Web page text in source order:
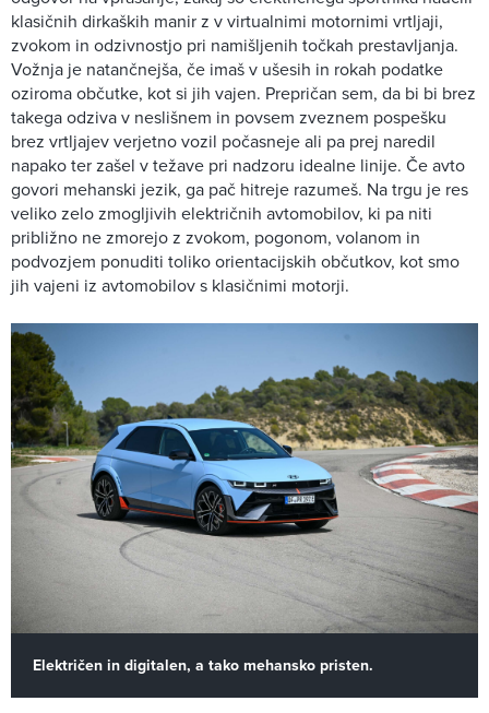
klasičnih dirkaških manir z v virtualnimi motornimi vrtljaji,
zvokom in odzivnostjo pri namišljenih točkah prestavljanja.
Vožnja je natančnejša, če imaš v ušesih in rokah podatke
oziroma občutke, kot si jih vajen. Prepričan sem, da bi bi brez
takega odziva v neslišnem in povsem zveznem pospešku
brez vrtljajev verjetno vozil počasneje ali pa prej naredil
napako ter zašel v težave pri nadzoru idealne linije. Če avto
govori mehanski jezik, ga pač hitreje razumeš. Na trgu je res
veliko zelo zmogljivih električnih avtomobilov, ki pa niti
približno ne zmorejo z zvokom, pogonom, volanom in
podvozjem ponuditi toliko orientacijskih občutkov, kot smo
jih vajeni iz avtomobilov s klasičnimi motorji.
Električen in digitalen, a tako mehansko pristen.